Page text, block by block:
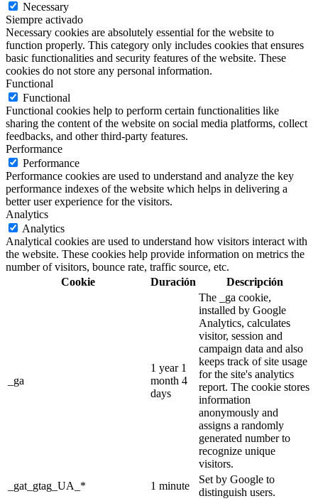
Necessary
Siempre activado
Necessary cookies are absolutely essential for the website to
function properly. This category only includes cookies that ensures
basic functionalities and security features of the website. These
cookies do not store any personal information.
Functional
Functional
Functional cookies help to perform certain functionalities like
sharing the content of the website on social media platforms, collect
feedbacks, and other third-party features.
Performance
Performance
Performance cookies are used to understand and analyze the key
performance indexes of the website which helps in delivering a
better user experience for the visitors.
Analytics
Analytics
Analytical cookies are used to understand how visitors interact with
the website. These cookies help provide information on metrics the
number of visitors, bounce rate, traffic source, etc.
Cookie
Duración Descripción
_ga
1 year 1
month 4
days
The _ga cookie,
installed by Google
Analytics, calculates
visitor, session and
campaign data and also
keeps track of site usage
for the site's analytics
report. The cookie stores
information
anonymously and
assigns a randomly
generated number to
recognize unique
visitors.
_gat_gtag_UA_*
1 minute
Set by Google to
distinguish users.